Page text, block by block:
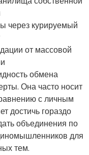
через курируемый
от массовой
обмена
Она часто носит
с личным
достичь гораздо
объединения по
для
тем.